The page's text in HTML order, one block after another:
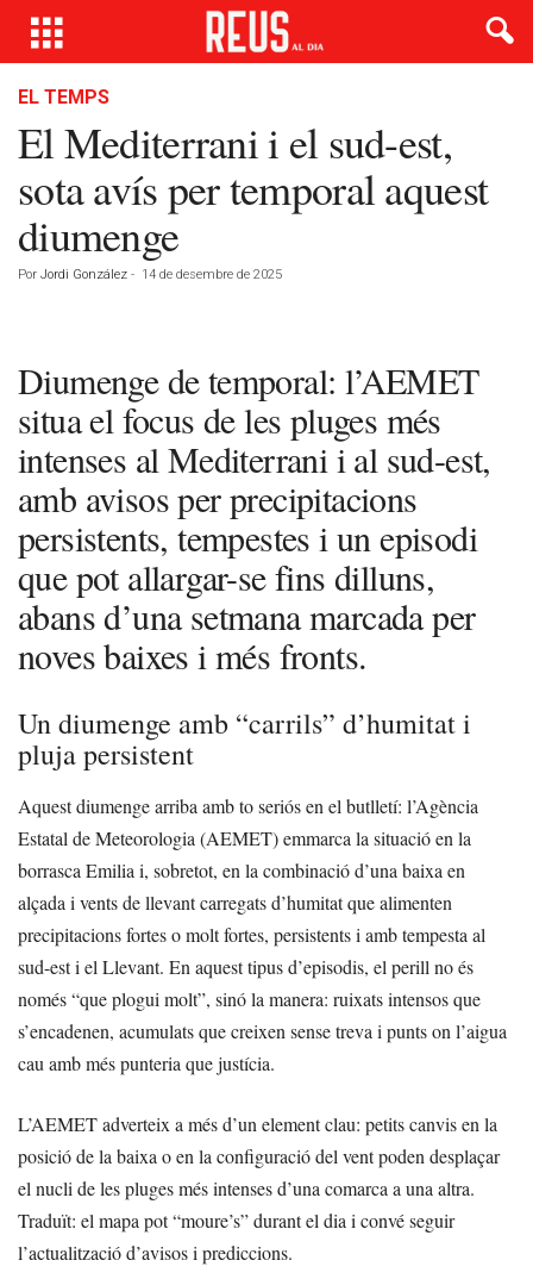
EL TEMPS
El Mediterrani i el sud-est,
sota avís per temporal aquest
diumenge
Por Jordi González - 14 de desembre de 2025
Diumenge de temporal: l’AEMET
situa el focus de les pluges més
intenses al Mediterrani i al sud-est,
amb avisos per precipitacions
persistents, tempestes i un episodi
que pot allargar-se fins dilluns,
abans d’una setmana marcada per
noves baixes i més fronts.
Un diumenge amb “carrils” d’humitat i
pluja persistent
Aquest diumenge arriba amb to seriós en el butlletí: l’Agència
Estatal de Meteorologia (AEMET) emmarca la situació en la
borrasca Emilia i, sobretot, en la combinació d’una baixa en
alçada i vents de llevant carregats d’humitat que alimenten
precipitacions fortes o molt fortes, persistents i amb tempesta al
sud-est i el Llevant. En aquest tipus d’episodis, el perill no és
només “que plogui molt”, sinó la manera: ruixats intensos que
s’encadenen, acumulats que creixen sense treva i punts on l’aigua
cau amb més punteria que justícia.
L’AEMET adverteix a més d’un element clau: petits canvis en la
posició de la baixa o en la configuració del vent poden desplaçar
el nucli de les pluges més intenses d’una comarca a una altra.
Traduït: el mapa pot “moure’s” durant el dia i convé seguir
l’actualització d’avisos i prediccions.